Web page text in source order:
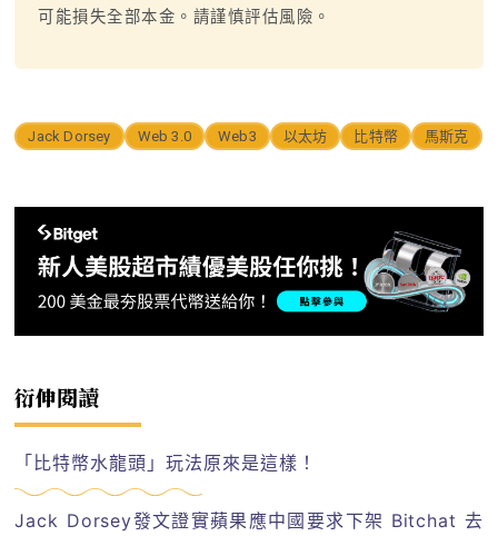
可能損失全部本金。請謹慎評估風險。
Jack Dorsey Web 3.0 Web3 以太坊 比特幣 馬斯克
衍伸閱讀
「比特幣水龍頭」玩法原來是這樣！
Jack Dorsey發文證實蘋果應中國要求下架 Bitchat 去